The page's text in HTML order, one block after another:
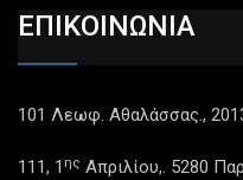
ΕΠΙΚΟΙΝΩΝΙΑ
101 Λεωφ. Αθαλάσσας.,
111, 1 ης Απριλίου,. 5280